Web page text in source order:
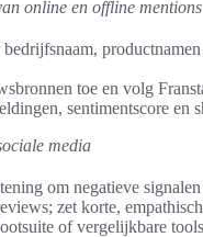
online en offline mentions
toe en volg
sentimentscore en
media
om negatieve
zet korte,
of vergelijkbare